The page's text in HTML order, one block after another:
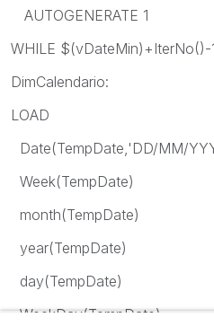
AUTOGENERATE 1
WHILE
DimCalendario:
LOAD
Date(TempDate,'DD/
Week(TempDate)